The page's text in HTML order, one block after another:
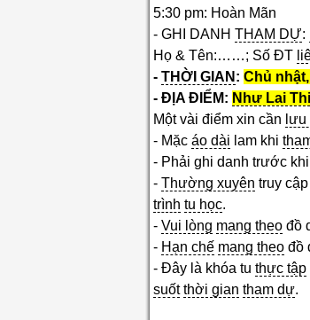
5:30 pm: Hoàn Mãn
- GHI DANH THAM DỰ:
Họ & Tên:……; Số ĐT
- THỜI GIAN : Chủ
- ĐỊA ĐIỂM: Như Lai
Một vài điểm xin cần lưu
- Mặc áo dài lam khi
- Phải ghi danh trước
- Thường xuyên truy
trình tu học.
- Vui lòng mang theo đồ
- Hạn chế mang theo đồ
- Đây là khóa tu thực tập
suốt thời gian tham dự.